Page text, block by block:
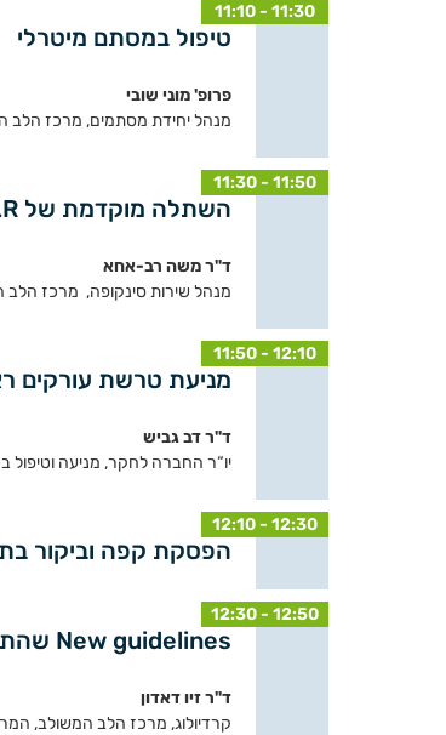
11:10 - 11:30
טיפול במסתם מיטרלי
פרופ' מוני שובי
מנהל יחידת מסתמים, מרכז הלב
11:30 - 11:50
השתלה מוקדמת של ILR באינדיקציה של סינקופה לא מוסבר
ד"ר משה רב-אחא
מנהל שירות סינקופה, מרכז הלב
11:50 - 12:10
מניעת טרשת עורקים
ד"ר דב גביש
יו“ר החברה לחקר, מניעה
12:10 - 12:30
הפסקת קפה וביקור
12:30 - 12:50
New guidelines שהתפרסמו ב ESC 2024
ד"ר זיו דאדון
קרדיולוג, מרכז הלב המשולב,